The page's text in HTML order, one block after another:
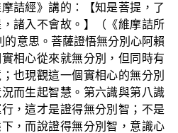
詰經》講的：【知是菩提，了
諸入不會故。】（《維摩詰所
意思。菩薩證悟無分別心阿賴
相心從來就無分別，但同時有
也現觀這一個實相心的無分別
而生起智慧。第六識與第八識
，這才是證得無分別智；不是
，而說證得無分別智，意識心